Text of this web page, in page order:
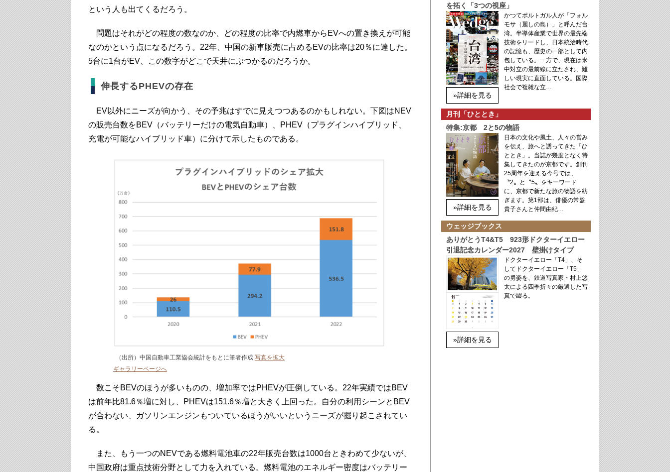
という人も出てくるだろう。
問題はそれがどの程度の数なのか、どの程度の比率で内燃車からEVへの置き換えが可能
なのかという点になるだろう。22年、中国の新車販売に占めるEVの比率は20％に達した。
5台に1台がEV、この数字がどこで天井にぶつかるのだろうか。
伸長するPHEVの存在
EV以外にニーズが向かう、その予兆はすでに見えつつあるのかもしれない。下図はNEV
の販売台数をBEV（バッテリーだけの電気自動車）、PHEV（プラグインハイブリッド、
充電が可能なハイブリッド車）に分けて示したものである。
（出所）中国自動車工業協会統計をもとに筆者作成 写真を拡大
ギャラリーページへ
数こそBEVのほうが多いものの、増加率ではPHEVが圧倒している。22年実績ではBEV
は前年比81.6％増に対し、PHEVは151.6％増と大きく上回った。自分の利用シーンとBEV
が合わない、ガソリンエンジンもついているほうがいいというニーズが掘り起こされてい
る。
また、もう一つのNEVである燃料電池車の22年販売台数は1000台ときわめて少ないが、
中国政府は重点技術分野として力を入れている。燃料電池のエネルギー密度はバッテリー
を拓く「3つの視座」
»詳細を見る
かつてポルトガル人が「フォル
モサ（麗しの島）」と呼んだ台
湾。半導体産業で世界の最先端
技術をリードし、日本統治時代
の記憶も、歴史の一部として内
包している。一方で、現在は米
中対立の最前線に立たされ、難
しい現実に直面している。国際
社会で複雑な立…
月刊「ひととき」
特集:京都 2と5の物語
»詳細を見る
日本の文化や風土、人々の営み
を伝え、旅へと誘ってきた「ひ
ととき」。当誌が幾度となく特
集してきたのが京都です。創刊
25周年を迎える今号では、
〝2〟と〝5〟をキーワード
に、京都で新たな旅の物語を紡
ぎます。第1部は、俳優の常盤
貴子さんと仲間由紀…
ウェッジブックス
ありがとうT4&T5 923形ドクターイエロー
引退記念カレンダー2027 壁掛けタイプ
»詳細を見る
ドクターイエロー「T4」、そ
してドクターイエロー「T5」
の勇姿を、鉄道写真家・村上悠
太による四季折々の厳選した写
真で綴る。